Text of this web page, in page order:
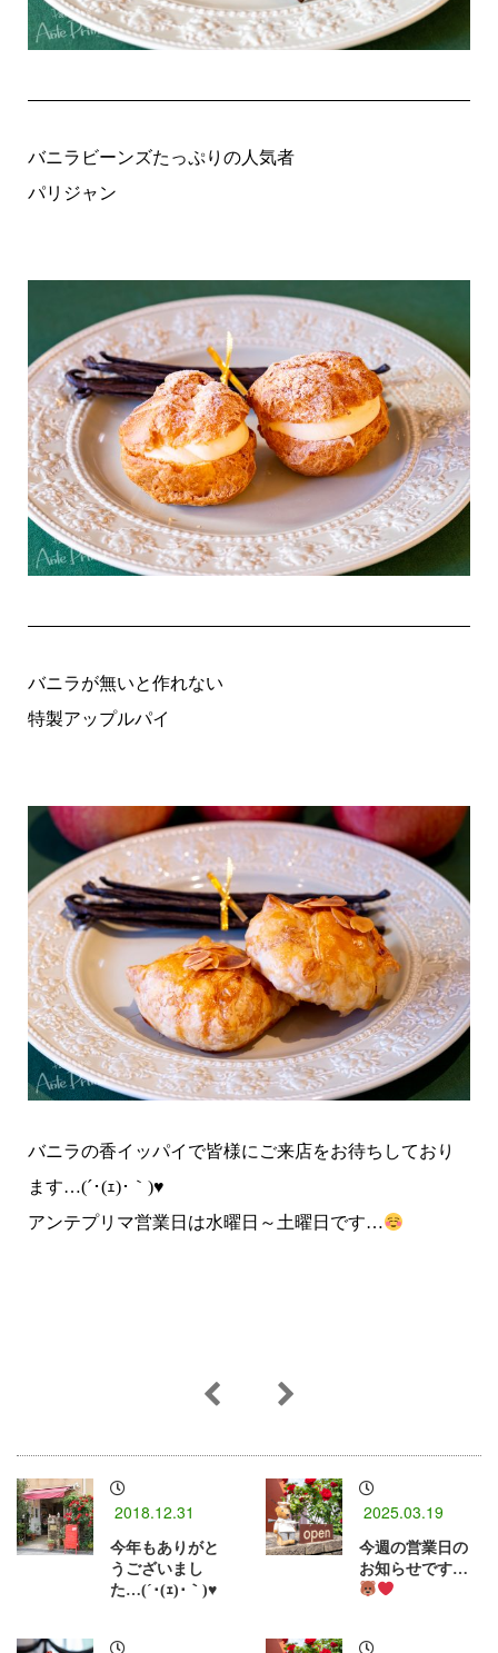
バニラビーンズたっぷりの人気者
パリジャン
バニラが無いと作れない
特製アップルパイ
バニラの香イッパイで皆様にご来店をお待ちしており
ます…(´･(ｪ)･｀)♥
アンテプリマ営業日は水曜日～土曜日です…
2018.12.31
今年もありがと
うございまし
た…(´･(ｪ)･｀)♥
2025.03.19
今週の営業日の
お知らせです…